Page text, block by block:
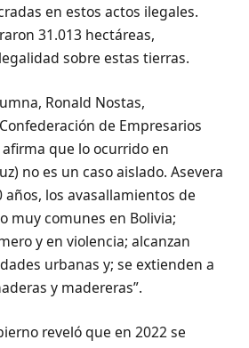
en estos actos ilegales.
31.013 hectáreas,
sobre estas tierras.
Ronald Nostas,
de Empresarios
que lo ocurrido en
no es un caso aislado. Asevera
años, los avasallamientos de
muy comunes en Bolivia;
y en violencia; alcanzan
urbanas y; se extienden a
y madereras”.
reveló que en 2022 se